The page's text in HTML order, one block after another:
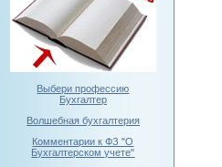
Выбери профессию
Бухгалтер
Волшебная бухгалтерия
Комментарии к ФЗ "О
Бухгалтерском учете"